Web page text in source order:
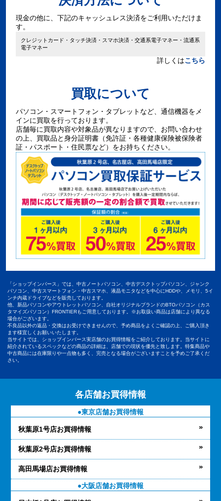
現金の他に、下記のキャッシュレス決済をご利用いただけま
す。
クレジットカード・タッチ決済・スマホ決済・交通系電子マネー・流通系
電子マネー
詳しくはこちら
買取について
パソコン・スマートフォン・タブレットなど、通信機器をメ
インに買取を行っております。
店舗毎に買取内容や対象品が異なりますので、お問い合わせ
の上、買取品と身分証明書（免許証・各種健康保険被保険者
証・パスポート・住民票など）をお持ちください。
「ショップインバース」では、中古ノートパソコン、中古デスクトップパソコン、ジャンク
パソコン、中古スマートフォン・中古スマホ、液晶モニタなどを中心にHDDや、メモリ、5イ
ンチ内蔵ドライブなどを販売しております。
他、新品パソコンやアウトレットパソコン、自社オリジナルブランドのBTOパソコン（カス
タマイズパソコン）FRONTIERもご用意しております。※お取扱い商品は店舗により異なる
場合がございます。
不良品以外の返品・交換はお受けできませんので、予め商品をよくご確認の上、ご購入頂き
ます様宜しくお願いいたします。
当サイトでは、ショップインバース実店舗のお買得情報をご紹介しております。当サイトに
紹介されているスペックなどの商品の詳細は、店舗での現状を優先と致します。特集商品や
中古商品には在庫限りや一点物も多く、完売となる場合がございますことを予めご了承くだ
さい。
各店舗お買得情報
東京店舗お買得情報
秋葉原1号店お買得情報
秋葉原2号店お買得情報
高田馬場店お買得情報
大阪店舗お買得情報